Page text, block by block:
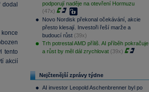
dodal
tento
akcií
podporují naděje na otevření Hormuzu
(47x)
Novo Nordisk překonal očekávání, akcie
přesto klesají. Investoři řeší marže a
budoucí růst (39x)
Trh potrestal AMD příliš. AI příběh pokračuje
a růst by měl dál zrychlovat (39x)
Nejčtenější zprávy týdne
AI investor Leopold Aschenbrenner byl po